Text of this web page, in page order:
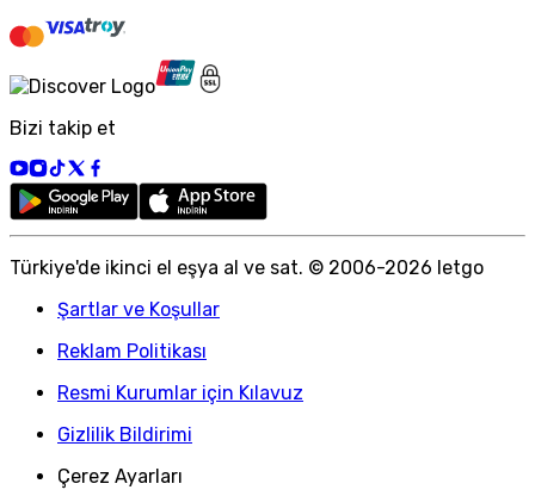
Bizi takip et
Türkiye'de ikinci el eşya al ve sat. © 2006-2026 letgo
Şartlar ve Koşullar
Reklam Politikası
Resmi Kurumlar için Kılavuz
Gizlilik Bildirimi
Çerez Ayarları